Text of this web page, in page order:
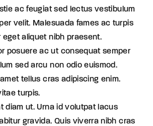
ac feugiat sed lectus vestibulum
velit. Malesuada fames ac turpis
aliquet nibh praesent.
posuere ac ut consequat semper
sed arcu non odio euismod.
tellus cras adipiscing enim.
turpis.
diam ut. Urna id volutpat lacus
gravida. Quis viverra nibh cras